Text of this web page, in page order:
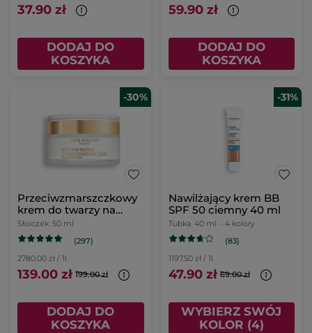
37.90 zł
DODAJ DO
KOSZYKA
59.90 zł
DODAJ DO
KOSZYKA
-30%
Przeciwzmarszczkowy
krem do twarzy na
dzień 50 ml
Słoiczek 50 ml
(297)
2780.00 zł / 1l
139.00 zł 199.00 zł
DODAJ DO
KOSZYKA
-31%
Nawilżający krem BB
SPF 50 ciemny 40 ml
Tubka 40 ml - 4 kolory
(83)
1197.50 zł / 1l
47.90 zł 69.00 zł
WYBIERZ SWÓJ
KOLOR (4)